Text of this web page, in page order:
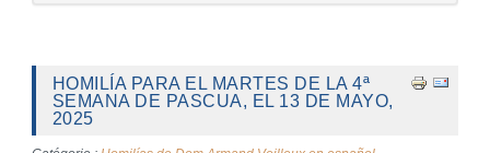
HOMILÍA PARA EL MARTES DE LA 4ª
SEMANA DE PASCUA, EL 13 DE MAYO,
2025